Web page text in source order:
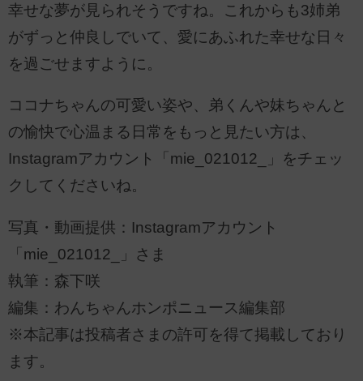
幸せな夢が見られそうですね。これからも3姉弟
がずっと仲良しでいて、愛にあふれた幸せな日々
を過ごせますように。
ココナちゃんの可愛い姿や、弟くんや妹ちゃんと
の愉快で心温まる日常をもっと見たい方は、
Instagramアカウント「mie_021012_」をチェッ
クしてくださいね。
写真・動画提供：Instagramアカウント
「mie_021012_」さま
執筆：森下咲
編集：わんちゃんホンポニュース編集部
※本記事は投稿者さまの許可を得て掲載しており
ます。